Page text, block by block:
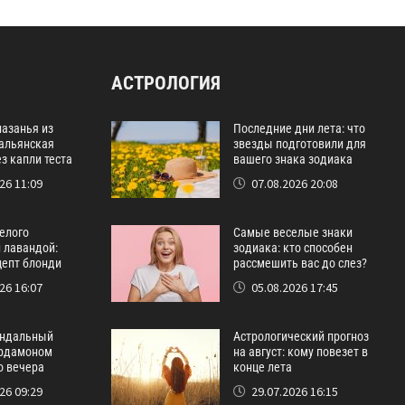
из
капли теста
11:09
блонди
16:07
вечера
09:29
АСТРОЛОГИЯ
Последние дни лета: что
звезды подготовили для
вашего знака зодиака
07.08.2026 20:08
Самые веселые знаки
зодиака: кто способен
рассмешить вас до слез?
05.08.2026 17:45
Астрологический прогноз
на август: кому повезет в
конце лета
29.07.2026 16:15